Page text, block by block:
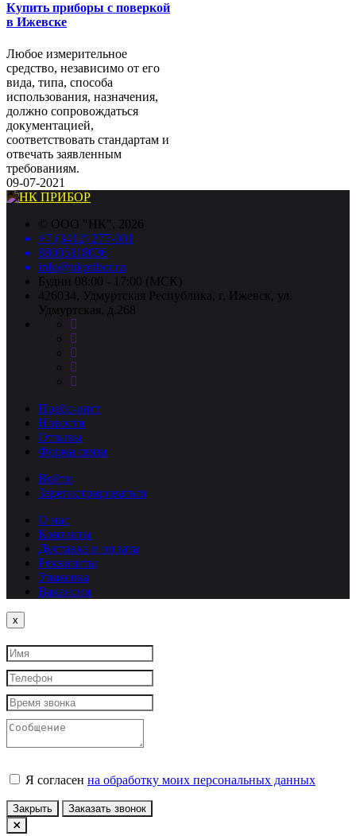
Купить приборы с поверкой
в Ижевске
Любое измерительное
средство, независимо от его
вида, типа, способа
использования, назначения,
должно сопровождаться
документацией,
соответствовать стандартам и
отвечать заявленным
требованиям.
09-07-2021
© ООО "НК", 2026
+7 (3412) 277-001
88005118036
info@nkpribor.ru
Будни 08:00 - 17:00 (МСК)
426034, Удмуртская Республика, г. Ижевск, ул.
Удмуртская, д.268
Прайс-лист
Новости
Отзывы
Форма связи
Войти
Зарегистрироваться
О нас
Контакты
Доставка и оплата
Реквизиты
Упаковка
Вакансии
x
Я согласен на обработку моих персональных данных
Закрыть Заказать звонок